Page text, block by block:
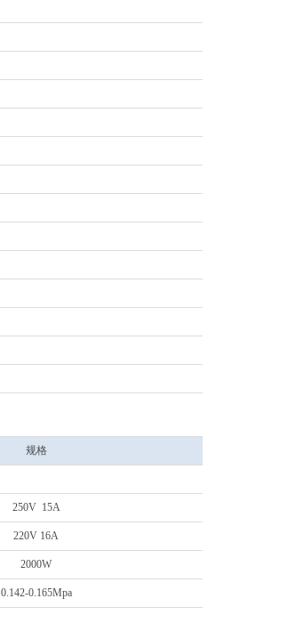
规格
250V 15A
220V 16A
2000W
0.142-0.165Mpa